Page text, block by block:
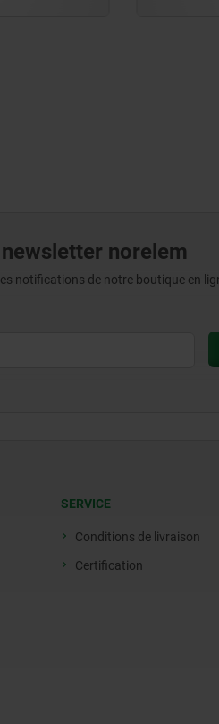
norelem
notifications de notre boutique en
SERVICE
Conditions de livraison
Certification